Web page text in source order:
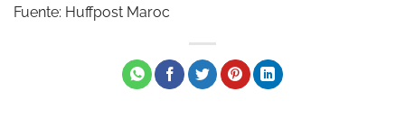
Fuente: Huffpost Maroc